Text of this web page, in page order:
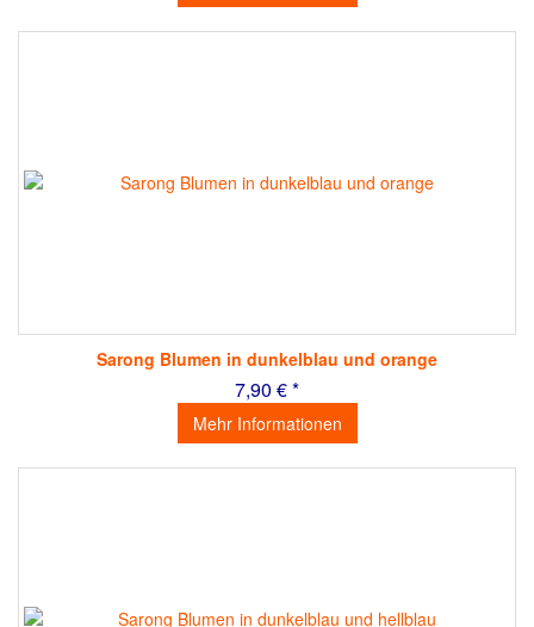
Sarong Blumen in dunkelblau und orange
7,90 € *
Mehr Informationen